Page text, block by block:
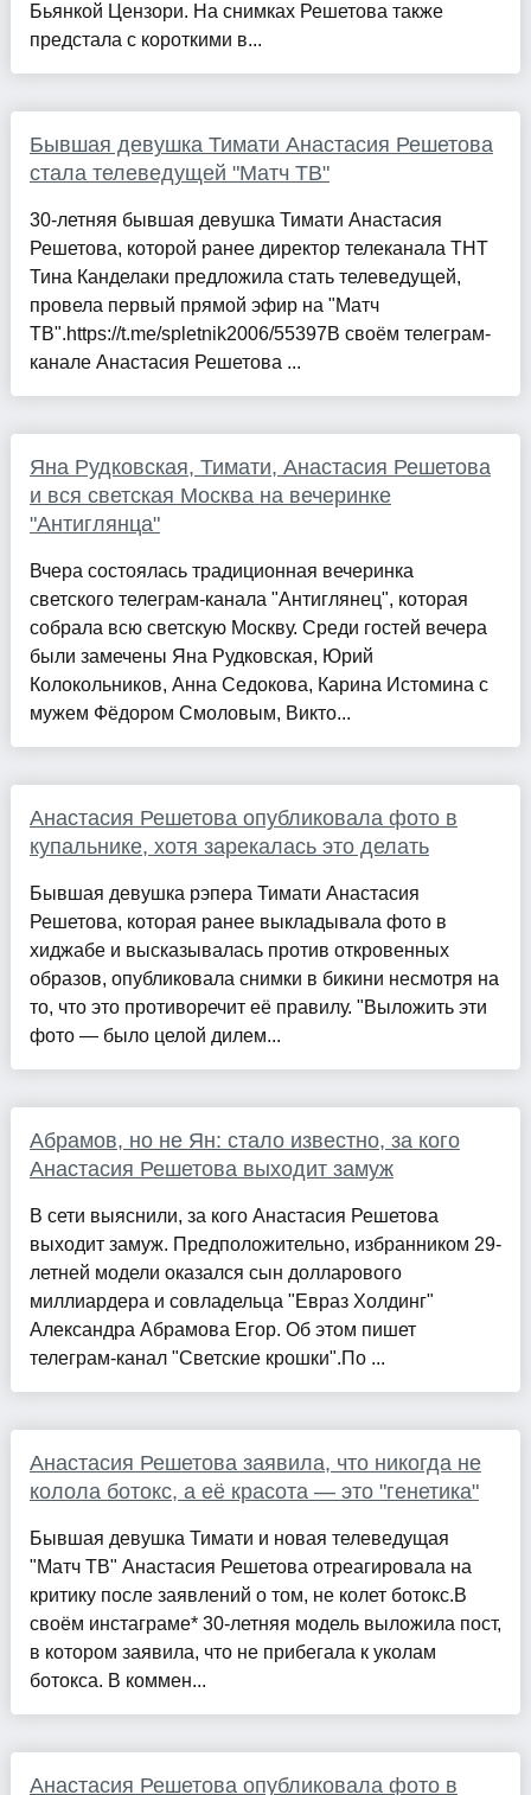
Бьянкой Цензори. На снимках Решетова также
предстала с короткими в...
Бывшая девушка Тимати Анастасия Решетова
стала телеведущей "Матч ТВ"
30-летняя бывшая девушка Тимати Анастасия
Решетова, которой ранее директор телеканала ТНТ
Тина Канделаки предложила стать телеведущей,
провела первый прямой эфир на "Матч
ТВ".https://t.me/spletnik2006/55397В своём телеграм-
канале Анастасия Решетова ...
Яна Рудковская, Тимати, Анастасия Решетова
и вся светская Москва на вечеринке
"Антиглянца"
Вчера состоялась традиционная вечеринка
светского телеграм-канала "Антиглянец", которая
собрала всю светскую Москву. Среди гостей вечера
были замечены Яна Рудковская, Юрий
Колокольников, Анна Седокова, Карина Истомина с
мужем Фёдором Смоловым, Викто...
Анастасия Решетова опубликовала фото в
купальнике, хотя зарекалась это делать
Бывшая девушка рэпера Тимати Анастасия
Решетова, которая ранее выкладывала фото в
хиджабе и высказывалась против откровенных
образов, опубликовала снимки в бикини несмотря на
то, что это противоречит её правилу. "Выложить эти
фото — было целой дилем...
Абрамов, но не Ян: стало известно, за кого
Анастасия Решетова выходит замуж
В сети выяснили, за кого Анастасия Решетова
выходит замуж. Предположительно, избранником 29-
летней модели оказался сын долларового
миллиардера и совладельца "Евраз Холдинг"
Александра Абрамова Егор. Об этом пишет
телеграм-канал "Светские крошки".По ...
Анастасия Решетова заявила, что никогда не
колола ботокс, а её красота — это "генетика"
Бывшая девушка Тимати и новая телеведущая
"Матч ТВ" Анастасия Решетова отреагировала на
критику после заявлений о том, не колет ботокс.В
своём инстаграме* 30-летняя модель выложила пост,
в котором заявила, что не прибегала к уколам
ботокса. В коммен...
Анастасия Решетова опубликовала фото в